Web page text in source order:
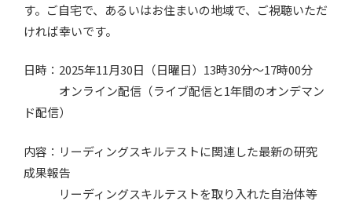
す。ご自宅で、あるいはお住まいの地域で、ご視聴いただ
ければ幸いです。
日時：2025年11月30日（日曜日）13時30分～17時00分
オンライン配信（ライブ配信と1年間のオンデマン
ド配信）
内容：リーディングスキルテストに関連した最新の研究
成果報告
リーディングスキルテストを取り入れた自治体等